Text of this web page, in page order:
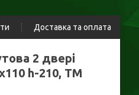
Доставка та оплата
2 двері
h-210, ТМ